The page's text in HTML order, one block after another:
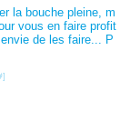
la bouche pleine, m
vous en faire profit
de les faire... P
]